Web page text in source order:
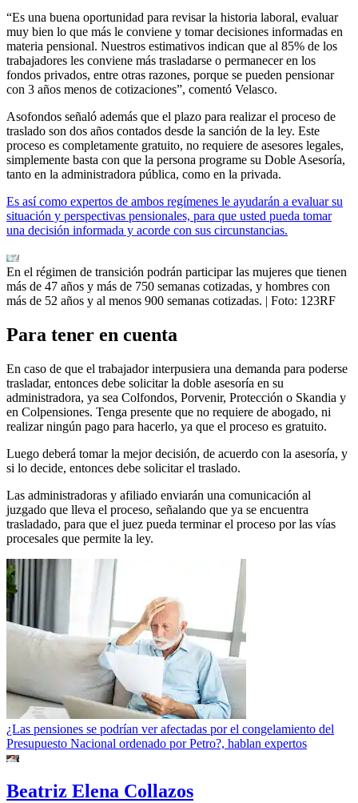
“Es una buena oportunidad para revisar la historia laboral, evaluar
muy bien lo que más le conviene y tomar decisiones informadas en
materia pensional. Nuestros estimativos indican que al 85% de los
trabajadores les conviene más trasladarse o permanecer en los
fondos privados, entre otras razones, porque se pueden pensionar
con 3 años menos de cotizaciones”, comentó Velasco.
Asofondos señaló además que el plazo para realizar el proceso de
traslado son dos años contados desde la sanción de la ley. Este
proceso es completamente gratuito, no requiere de asesores legales,
simplemente basta con que la persona programe su Doble Asesoría,
tanto en la administradora pública, como en la privada.
Es así como expertos de ambos regímenes le ayudarán a evaluar su
situación y perspectivas pensionales, para que usted pueda tomar
una decisión informada y acorde con sus circunstancias.
En el régimen de transición podrán participar las mujeres que tienen
más de 47 años y más de 750 semanas cotizadas, y hombres con
más de 52 años y al menos 900 semanas cotizadas. | Foto: 123RF
Para tener en cuenta
En caso de que el trabajador interpusiera una demanda para poderse
trasladar, entonces debe solicitar la doble asesoría en su
administradora, ya sea Colfondos, Porvenir, Protección o Skandia y
en Colpensiones. Tenga presente que no requiere de abogado, ni
realizar ningún pago para hacerlo, ya que el proceso es gratuito.
Luego deberá tomar la mejor decisión, de acuerdo con la asesoría, y
si lo decide, entonces debe solicitar el traslado.
Las administradoras y afiliado enviarán una comunicación al
juzgado que lleva el proceso, señalando que ya se encuentra
trasladado, para que el juez pueda terminar el proceso por las vías
procesales que permite la ley.
¿Las pensiones se podrían ver afectadas por el congelamiento del
Presupuesto Nacional ordenado por Petro?, hablan expertos
Beatriz Elena Collazos